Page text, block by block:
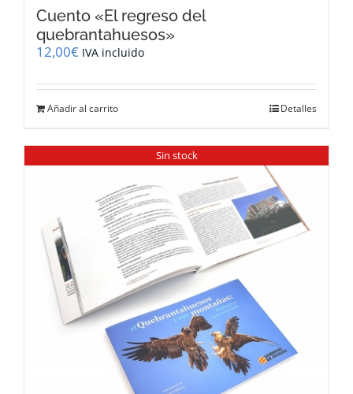
Cuento «El regreso del
quebrantahuesos»
12,00€ IVA incluido
Añadir al carrito Detalles
Sin stock